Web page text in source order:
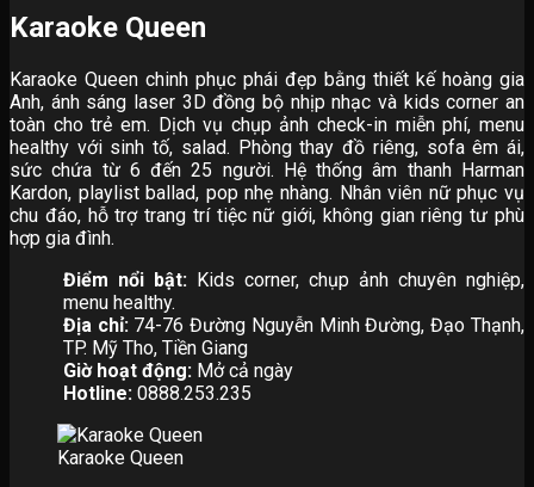
Karaoke Queen
Karaoke Queen chinh phục phái đẹp bằng thiết kế hoàng gia
Anh, ánh sáng laser 3D đồng bộ nhịp nhạc và kids corner an
toàn cho trẻ em. Dịch vụ chụp ảnh check-in miễn phí, menu
healthy với sinh tố, salad. Phòng thay đồ riêng, sofa êm ái,
sức chứa từ 6 đến 25 người. Hệ thống âm thanh Harman
Kardon, playlist ballad, pop nhẹ nhàng. Nhân viên nữ phục vụ
chu đáo, hỗ trợ trang trí tiệc nữ giới, không gian riêng tư phù
hợp gia đình.
Điểm nổi bật:Kids corner, chụp ảnh chuyên nghiệp,
menu healthy.
Địa chỉ:74-76 Đường Nguyễn Minh Đường, Đạo Thạnh,
TP. Mỹ Tho, Tiền Giang
Giờ hoạt động:Mở cả ngày
Hotline:0888.253.235
Karaoke Queen